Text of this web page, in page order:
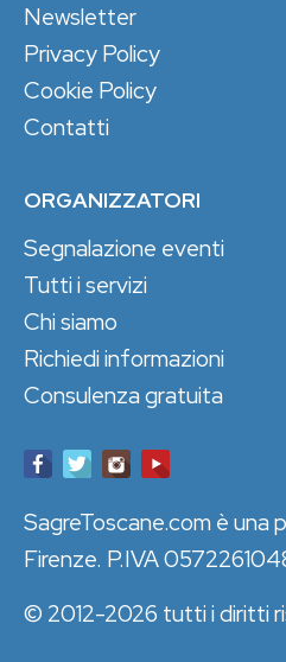
Newsletter
Privacy Policy
Cookie Policy
Contatti
ORGANIZZATORI
Segnalazione eventi
Tutti i servizi
Chi siamo
Richiedi informazioni
Consulenza gratuita
SagreToscane.com è una
Firenze. P.IVA
© 2012-2026 tutti i diritti